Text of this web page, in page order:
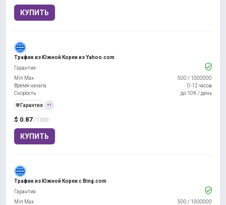
КУПИТЬ
Трафик из Южной Кореи из Yahoo.com
$ 0.87 / 1000
КУПИТЬ
Гарантия
Min Max
500 / 1000000
Время начала
0-12 часов
Скорость
до 10К / день
️🛡️ Гарантия +1
Трафик из Южной Кореи с Bing.com
Гарантия
Min Max
500 / 1000000